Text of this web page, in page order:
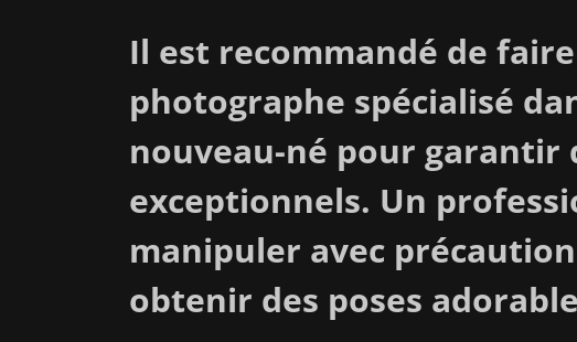
Il est recommandé de
photographe spécialisé
nouveau-né pour garantir
exceptionnels. Un
manipuler avec
obtenir des poses